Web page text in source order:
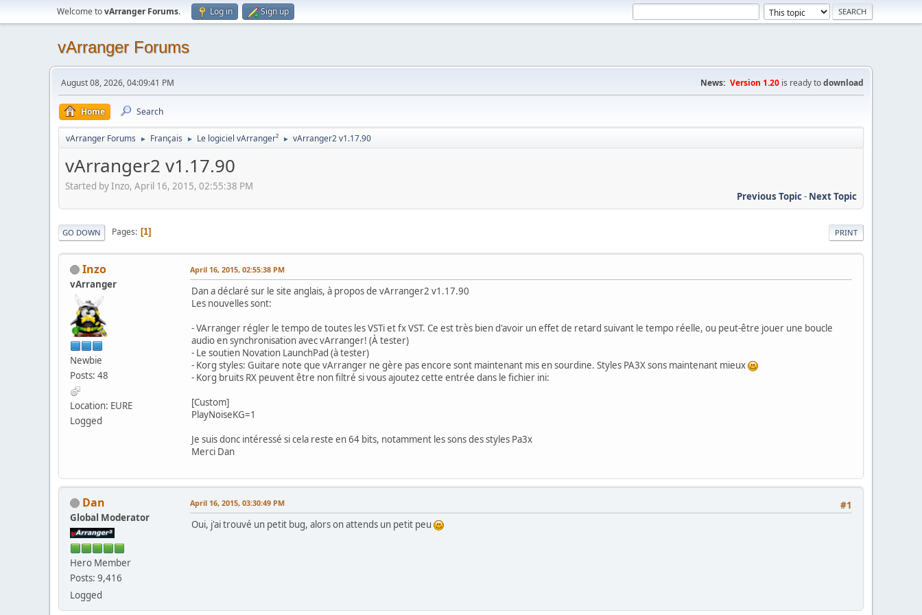
Welcome tovArranger Forums. Log in Sign up
vArranger Forums
August 08, 2026, 04:09:41 PM News: Version 1.20 is ready todownload
Home Search
vArranger Forums ► Français ► Le logiciel vArranger² ► vArranger2 v1.17.90
vArranger2 v1.17.90
Started by Inzo, April 16, 2015, 02:55:38 PM
Previous Topic- Next Topic
PRINT
GO DOWN Pages 1
Inzo
vArranger
Newbie
Posts: 48
Location: EURE
Logged
April 16, 2015, 02:55:38 PM
Dan a déclaré sur le site anglais, à propos de vArranger2 v1.17.90
Les nouvelles sont:
- VArranger régler le tempo de toutes les VSTi et fx VST. Ce est très bien d'avoir un effet de retard suivant le tempo réelle, ou peut-être jouer une boucle
audio en synchronisation avec vArranger! (À tester)
- Le soutien Novation LaunchPad (à tester)
- Korg styles: Guitare note que vArranger ne gère pas encore sont maintenant mis en sourdine. Styles PA3X sons maintenant mieux
- Korg bruits RX peuvent être non filtré si vous ajoutez cette entrée dans le fichier ini:
[Custom]
PlayNoiseKG=1
Je suis donc intéressé si cela reste en 64 bits, notamment les sons des styles Pa3x
Merci Dan
Dan
Global Moderator
Hero Member
Posts: 9,416
Logged
#1
April 16, 2015, 03:30:49 PM
Oui, j'ai trouvé un petit bug, alors on attends un petit peu